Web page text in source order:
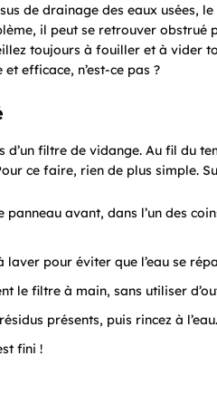
de drainage des eaux usées,
il peut se retrouver obstrué
toujours à fouiller et à vider
efficace, n’est-ce pas ?
d’un filtre de vidange. Au fil du
ce faire, rien de plus simple.
panneau avant, dans l’un des
laver pour éviter que l’eau se
le filtre à main, sans utiliser
présents, puis rincez à l’eau.
fini !